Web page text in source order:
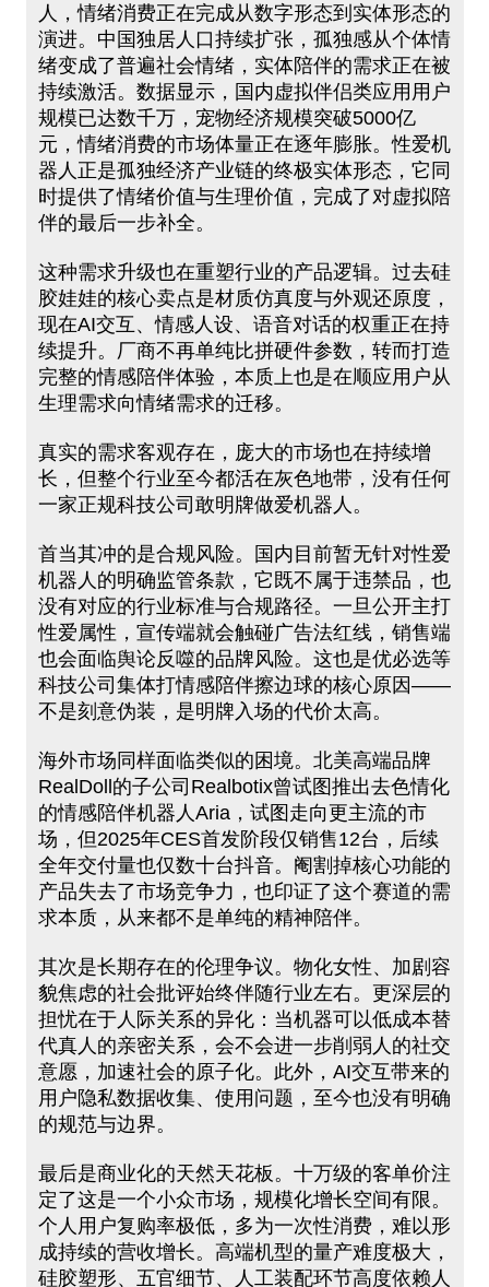
人，情绪消费正在完成从数字形态到实体形态的
演进。中国独居人口持续扩张，孤独感从个体情
绪变成了普遍社会情绪，实体陪伴的需求正在被
持续激活。数据显示，国内虚拟伴侣类应用用户
规模已达数千万，宠物经济规模突破5000亿
元，情绪消费的市场体量正在逐年膨胀。性爱机
器人正是孤独经济产业链的终极实体形态，它同
时提供了情绪价值与生理价值，完成了对虚拟陪
伴的最后一步补全。
这种需求升级也在重塑行业的产品逻辑。过去硅
胶娃娃的核心卖点是材质仿真度与外观还原度，
现在AI交互、情感人设、语音对话的权重正在持
续提升。厂商不再单纯比拼硬件参数，转而打造
完整的情感陪伴体验，本质上也是在顺应用户从
生理需求向情绪需求的迁移。
真实的需求客观存在，庞大的市场也在持续增
长，但整个行业至今都活在灰色地带，没有任何
一家正规科技公司敢明牌做爱机器人。
首当其冲的是合规风险。国内目前暂无针对性爱
机器人的明确监管条款，它既不属于违禁品，也
没有对应的行业标准与合规路径。一旦公开主打
性爱属性，宣传端就会触碰广告法红线，销售端
也会面临舆论反噬的品牌风险。这也是优必选等
科技公司集体打情感陪伴擦边球的核心原因——
不是刻意伪装，是明牌入场的代价太高。
海外市场同样面临类似的困境。北美高端品牌
RealDoll的子公司Realbotix曾试图推出去色情化
的情感陪伴机器人Aria，试图走向更主流的市
场，但2025年CES首发阶段仅销售12台，后续
全年交付量也仅数十台抖音。阉割掉核心功能的
产品失去了市场竞争力，也印证了这个赛道的需
求本质，从来都不是单纯的精神陪伴。
其次是长期存在的伦理争议。物化女性、加剧容
貌焦虑的社会批评始终伴随行业左右。更深层的
担忧在于人际关系的异化：当机器可以低成本替
代真人的亲密关系，会不会进一步削弱人的社交
意愿，加速社会的原子化。此外，AI交互带来的
用户隐私数据收集、使用问题，至今也没有明确
的规范与边界。
最后是商业化的天然天花板。十万级的客单价注
定了这是一个小众市场，规模化增长空间有限。
个人用户复购率极低，多为一次性消费，难以形
成持续的营收增长。高端机型的量产难度极大，
硅胶塑形、五官细节、人工装配环节高度依赖人